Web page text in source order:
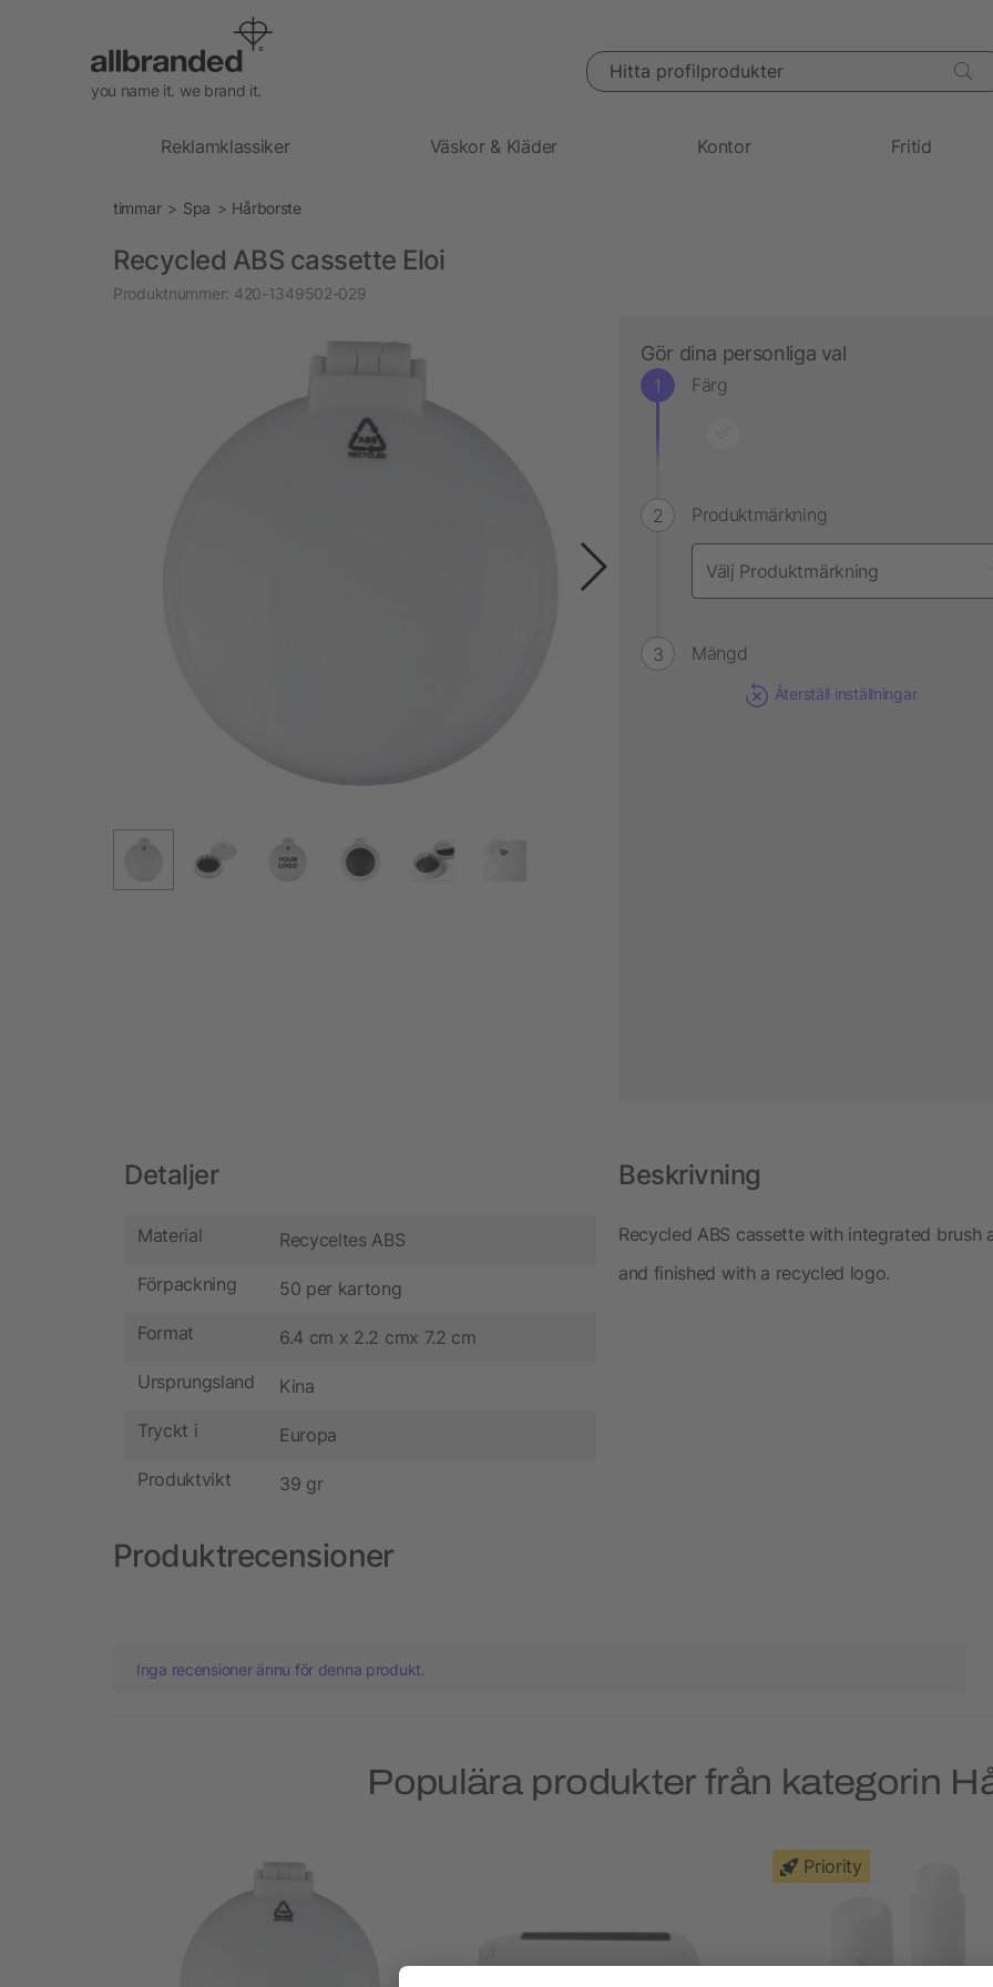
you name it. we brand it.
Hitta profilprodukter
Reklamklassiker Väskor & Kläder Kontor Fritid
timmar Spa Hårborste
Recycled ABS cassette Eloi
Produktnummer: 420-1349502-029
Gör dina personliga val
Färg
Produktmärkning
Mängd
Återställ inställningar
Detaljer
Material Recyceltes ABS
Förpackning 50 per kartong
Format 6.4 cm x 2.2 cmx 7.2 cm
Ursprungsland Kina
Tryckt i Europa
Produktvikt 39 gr
Beskrivning
Recycled ABS cassette with integrated
and finished with a recycled logo.
Produktrecensioner
Inga recensioner ännu för denna produkt.
Populära produkter från kategorin
Priority